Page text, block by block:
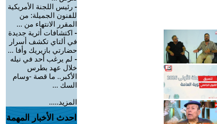
- رئيس اللجنة الأمريكية
للفنون الجميلة: من
المقرر الانتهاء من ...
- اكتشافات أثرية جديدة
في ألتاي تكشف أسرار
حضارتي بازيريك وأفا ...
- لم يرغب أحد في نيله
خلال عهد بطرس
الأكبر.. ما قصة -وسام
السك ...
المزيد.....
احدث الأخبار المهمة